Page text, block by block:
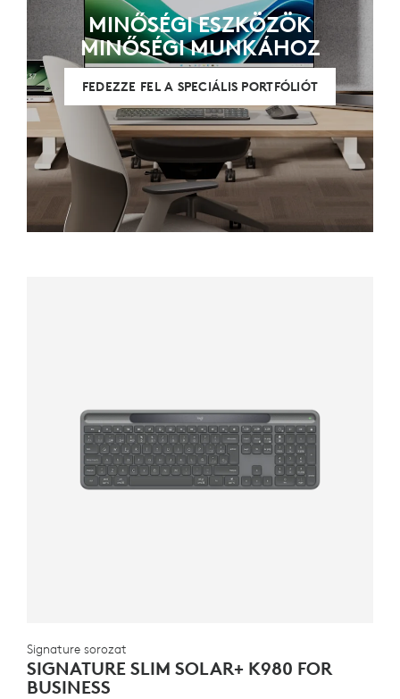
MINŐSÉGI ESZKÖZÖK
MINŐSÉGI MUNKÁHOZ
FEDEZZE FEL A SPECIÁLIS PORTFÓLIÓT
Signature sorozat
SIGNATURE SLIM SOLAR+ K980 FOR
BUSINESS